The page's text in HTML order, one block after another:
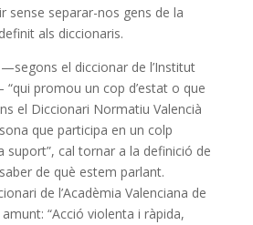
sense separar-nos gens de la
als diccionaris.
—segons el diccionar de l’Institut
“qui promou un cop d’estat o que
el Diccionari Normatiu Valencià
que participa en un colp
suport”, cal tornar a la definició de
de què estem parlant.
de l’Acadèmia Valenciana de
“Acció violenta i ràpida,